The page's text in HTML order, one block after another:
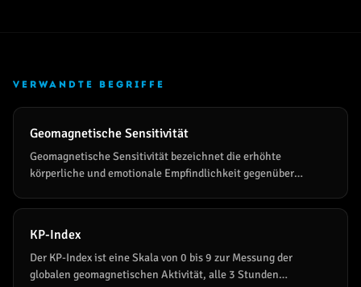
VERWANDTE BEGRIFFE
Geomagnetische Sensitivität
Geomagnetische Sensitivität bezeichnet die erhöhte
körperliche und emotionale Empfindlichkeit gegenüber
geomagnetischen Stürmen in HRV-Abfall, Schlafstörungen,
Hochsensible Menschen (HSP) reagieren typischerweise
früher und intensiver als die Allgemeinbevölkerung.
KP-Index
Der KP-Index ist eine Skala von 0 bis 9 zur Messung der
globalen geomagnetischen Aktivität, alle 3 Stunden